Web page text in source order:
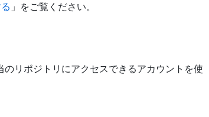
」をご覧ください。
リポジトリにアクセスできるアカウントを使